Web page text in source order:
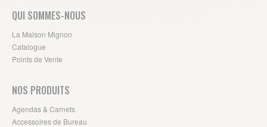
QUI SOMMES-NOUS
La Maison Mignon
Catalogue
Points de Vente
NOS PRODUITS
Agendas & Carnets
Accessoires de Bureau